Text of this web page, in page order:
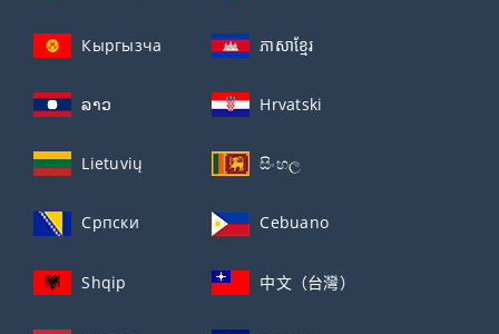
Кыргызча ភាសាខ្មែរ
ລາວ Hrvatski
Lietuvių සිංහල
Српски Cebuano
Shqip 中文（台灣）